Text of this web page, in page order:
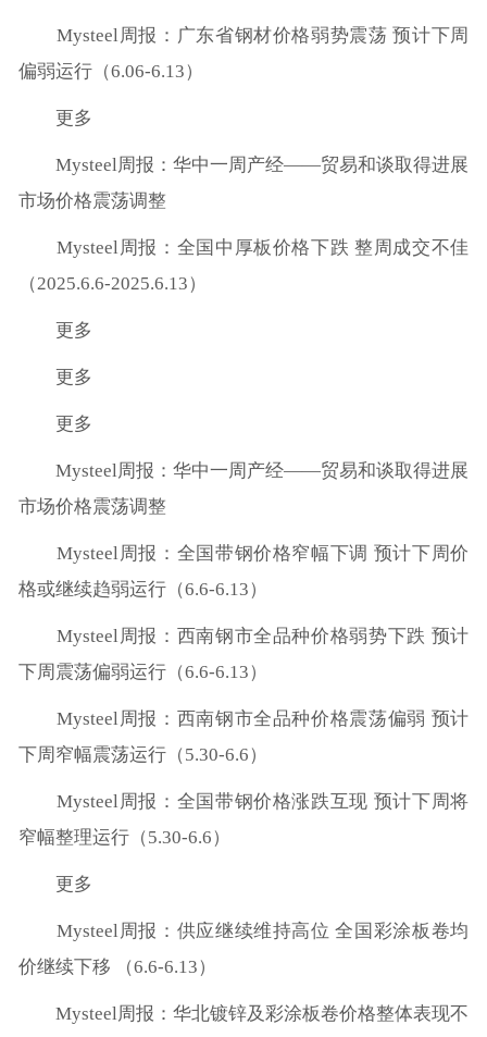
Mysteel周报：广东省钢材价格弱势震荡 预计下周
偏弱运行（6.06-6.13）
更多
Mysteel周报：华中一周产经——贸易和谈取得进展
市场价格震荡调整
Mysteel周报：全国中厚板价格下跌 整周成交不佳
（2025.6.6-2025.6.13）
更多
更多
更多
Mysteel周报：华中一周产经——贸易和谈取得进展
市场价格震荡调整
Mysteel周报：全国带钢价格窄幅下调 预计下周价
格或继续趋弱运行（6.6-6.13）
Mysteel周报：西南钢市全品种价格弱势下跌 预计
下周震荡偏弱运行（6.6-6.13）
Mysteel周报：西南钢市全品种价格震荡偏弱 预计
下周窄幅震荡运行（5.30-6.6）
Mysteel周报：全国带钢价格涨跌互现 预计下周将
窄幅整理运行（5.30-6.6）
更多
Mysteel周报：供应继续维持高位 全国彩涂板卷均
价继续下移 （6.6-6.13）
Mysteel周报：华北镀锌及彩涂板卷价格整体表现不